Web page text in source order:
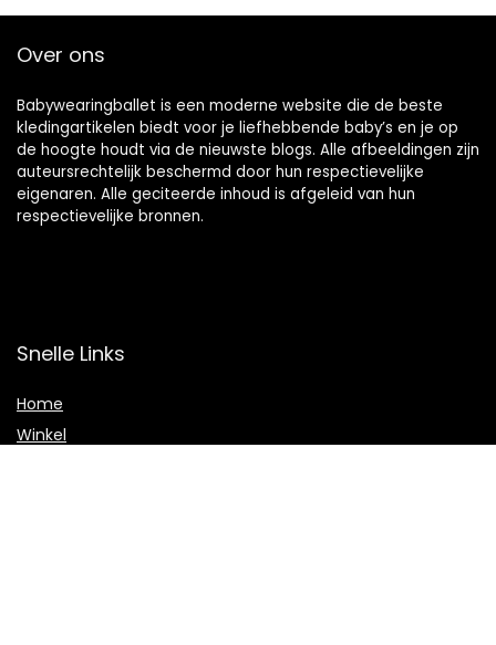
Over ons
Babywearingballet is een moderne website die de beste
kledingartikelen biedt voor je liefhebbende baby’s en je op
de hoogte houdt via de nieuwste blogs. Alle afbeeldingen zijn
auteursrechtelijk beschermd door hun respectievelijke
eigenaren. Alle geciteerde inhoud is afgeleid van hun
respectievelijke bronnen.
Snelle Links
Home
Winkel